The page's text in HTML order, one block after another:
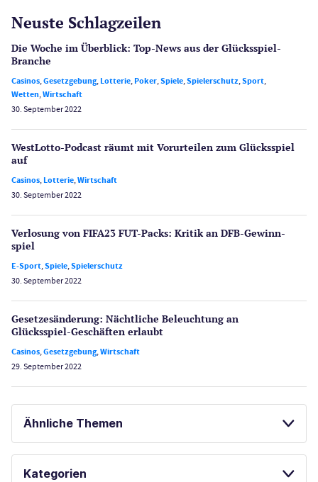
Neuste Schlagzeilen
Die Woche im Überblick: Top-News aus der Glücksspiel-
Branche
Casinos,Gesetzgebung,Lotterie,Poker,Spiele,Spielerschutz,Sport,
Wetten,Wirtschaft
30. September 2022
WestLotto-Podcast räumt mit Vorurteilen zum Glücksspiel
auf
Casinos,Lotterie,Wirtschaft
30. September 2022
Verlosung von FIFA23 FUT-Packs: Kritik an DFB-Gewinn­
spiel
E-Sport,Spiele,Spielerschutz
30. September 2022
Gesetzes­änderung: Nächtliche Beleuch­tung an
Glücksspiel-Geschäften erlaubt
Casinos,Gesetzgebung,Wirtschaft
29. September 2022
Ähnliche Themen
GLÜCKSSPIEL ONLINE
Kategorien